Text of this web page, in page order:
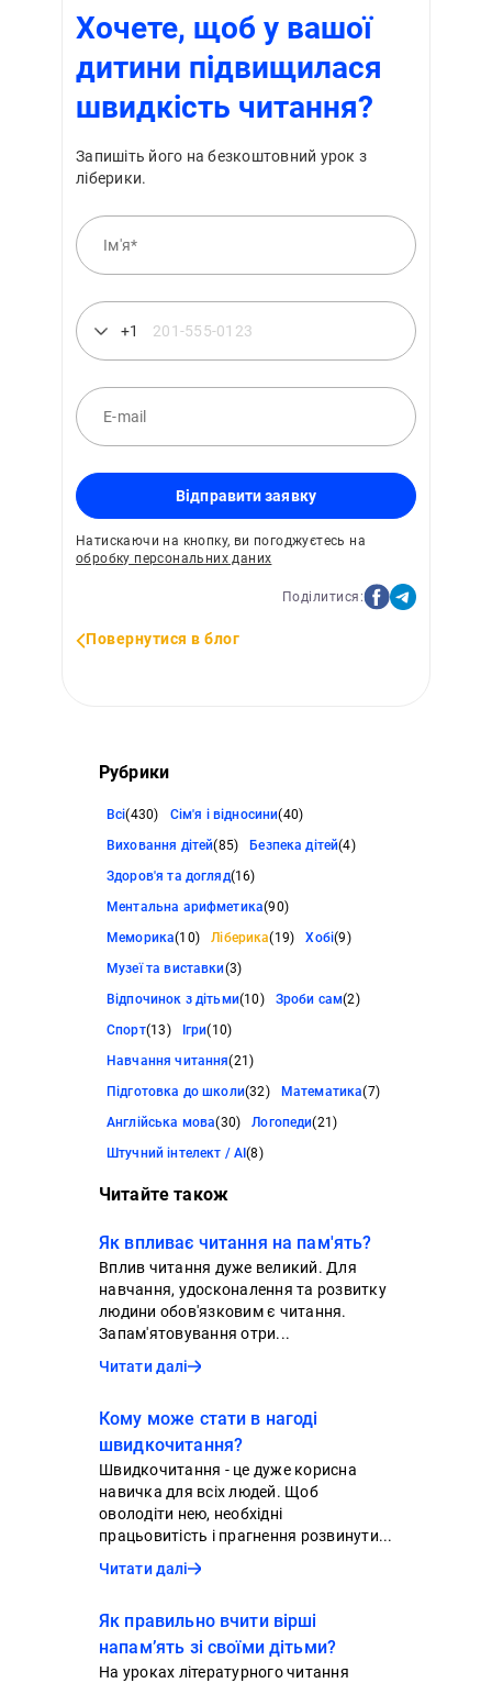
Хочете, щоб у вашої
дитини підвищилася
швидкість читання?
Запишіть його на безкоштовний урок з
ліберики.
+1
Відправити заявку
Натискаючи на кнопку, ви погоджуєтесь на
обробку персональних даних
Поділитися:
Повернутися в блог
Рубрики
Всі(430) Сім'я і відносини(40)
Виховання дітей(85) Безпека дітей(4)
Здоров'я та догляд(16)
Ментальна арифметика(90)
Меморика(10) Ліберика(19) Хобі(9)
Музеї та виставки(3)
Відпочинок з дітьми(10) Зроби сам(2)
Спорт(13) Ігри(10)
Навчання читання(21)
Підготовка до школи(32) Математика(7)
Англійська мова(30) Логопеди(21)
Штучний інтелект / AI(8)
Читайте також
Як впливає читання на пам'ять?
Вплив читання дуже великий. Для
навчання, удосконалення та розвитку
людини обов'язковим є читання.
Запам'ятовування отри...
Читати далі
Кому може стати в нагоді
швидкочитання?
Швидкочитання - це дуже корисна
навичка для всіх людей. Щоб
оволодіти нею, необхідні
працьовитість і прагнення розвинути...
Читати далі
Як правильно вчити вірші
напам’ять зі своїми дітьми?
На уроках літературного читання